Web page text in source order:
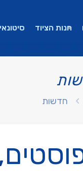
חנות הציוד
חדשות